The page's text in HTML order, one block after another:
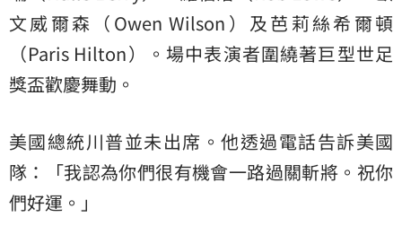
文威爾森（Owen Wilson）及芭莉絲希爾頓
（Paris Hilton）。場中表演者圍繞著巨型世足
獎盃歡慶舞動。
美國總統川普並未出席。他透過電話告訴美國
隊：「我認為你們很有機會一路過關斬將。祝你
們好運。」